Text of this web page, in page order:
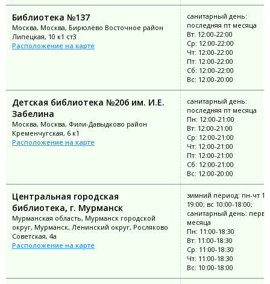
Библиотека №137
Москва, Москва, Бирюлёво Восточное район
Липецкая, 10 к1 ст3
Расположение на карте
санитарный день:
последняя пт месяца
Вт: 12:00-22:00
Ср: 12:00-22:00
Чт: 12:00-22:00
Пт: 12:00-22:00
Сб: 12:00-22:00
Вс: 12:00-20:00
Детская библиотека №206 им. И.Е.
Забелина
Москва, Москва, Фили-Давыдково район
Кременчугская, 6 к1
Расположение на карте
санитарный день:
последняя пт месяца
Пн: 12:00-21:00
Вт: 12:00-21:00
Ср: 12:00-21:00
Чт: 12:00-21:00
Пт: 12:00-21:00
Сб: 12:00-21:00
Вс: 12:00-20:00
Центральная городская
библиотека, г. Мурманск
Мурманская область, Мурманск городской
округ, Мурманск, Ленинский округ, Росляково
Советская, 4а
Расположение на карте
зимний период: пн-чт
19:00; вс 10:00-18:00;
санитарный день:
месяца
Пн: 11:00-18:30
Вт: 11:00-18:30
Ср: 11:00-18:30
Чт: 11:00-18:30
Вс: 10:00-18:00